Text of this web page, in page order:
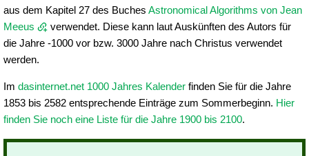
aus dem Kapitel 27 des Buches Astronomical Algorithms von Jean
Meeus
verwendet. Diese kann laut Auskünften des Autors für
die Jahre -1000 vor bzw. 3000 Jahre nach Christus verwendet
werden.
Im dasinternet.net 1000 Jahres Kalender finden Sie für die Jahre
1853 bis 2582 entsprechende Einträge zum Sommerbeginn. Hier
finden Sie noch eine Liste für die Jahre 1900 bis 2100.